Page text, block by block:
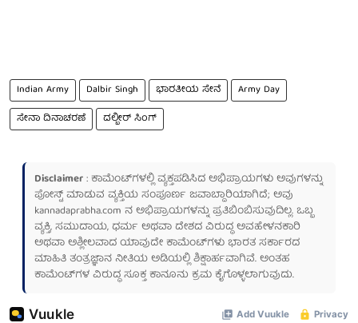
Indian Army Dalbir Singh ಭಾರತೀಯ ಸೇನೆ
Army Day
ಸೇನಾ ದಿನಾಚರಣೆ
ದಲ್ಬೀರ್ ಸಿಂಗ್
Disclaimer: ಕಾಮೆಂಟ್‌ಗಳಲ್ಲಿ ವ್ಯಕ್ತಪಡಿಸಿದ ಅಭಿಪ್ರಾಯಗಳು ಅವುಗಳನ್ನು
ಪೋಸ್ಟ್ ಮಾಡುವ ವ್ಯಕ್ತಿಯ ಸಂಪೂರ್ಣ ಜವಾಬ್ದಾರಿಯಾಗಿದೆ; ಅವು
kannadaprabha.com ನ ಅಭಿಪ್ರಾಯಗಳನ್ನು ಪ್ರತಿಬಿಂಬಿಸುವುದಿಲ್ಲ. ಒಬ್ಬ
ವ್ಯಕ್ತಿ, ಸಮುದಾಯ, ಧರ್ಮ ಅಥವಾ ದೇಶದ ವಿರುದ್ಧ ಅವಹೇಳನಕಾರಿ
ಅಥವಾ ಅಶ್ಲೀಲವಾದ ಯಾವುದೇ ಕಾಮೆಂಟ್‌ಗಳು ಭಾರತ ಸರ್ಕಾರದ
ಮಾಹಿತಿ ತಂತ್ರಜ್ಞಾನ ನೀತಿಯ ಅಡಿಯಲ್ಲಿ ಶಿಕ್ಷಾರ್ಹವಾಗಿವೆ. ಅಂತಹ
ಕಾಮೆಂಟ್‌ಗಳ ವಿರುದ್ಧ ಸೂಕ್ತ ಕಾನೂನು ಕ್ರಮ ಕೈಗೊಳ್ಳಲಾಗುವುದು.